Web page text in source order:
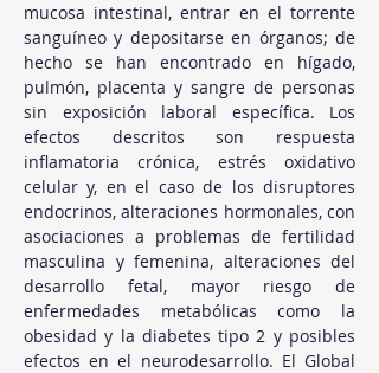
mucosa intestinal, entrar en el torrente
sanguíneo y depositarse en órganos; de
hecho se han encontrado en hígado,
pulmón, placenta y sangre de personas
sin exposición laboral específica. Los
efectos descritos son respuesta
inflamatoria crónica, estrés oxidativo
celular y, en el caso de los disruptores
endocrinos, alteraciones hormonales, con
asociaciones a problemas de fertilidad
masculina y femenina, alteraciones del
desarrollo fetal, mayor riesgo de
enfermedades metabólicas como la
obesidad y la diabetes tipo 2 y posibles
efectos en el neurodesarrollo. El Global